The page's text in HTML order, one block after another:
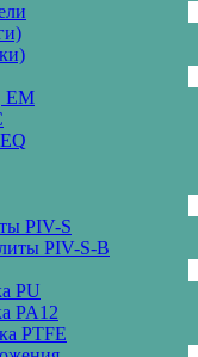
EM
PIV-S
PIV-S-B
PU
PA12
PTFE